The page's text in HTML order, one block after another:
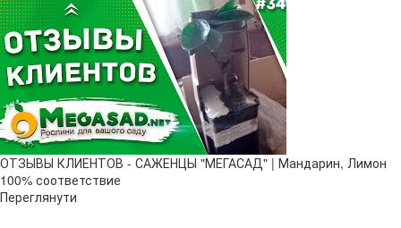
ОТЗЫВЫ КЛИЕНТОВ - САЖЕНЦЫ "МЕГАСАД" | Мандарин, Лимон
100% соответствие
Переглянути